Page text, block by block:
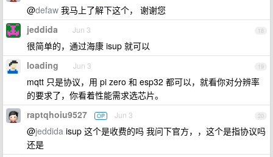
@defaw 我马上了解下这个， 谢谢您
18
jeddida Jun 3
很简单的，通过海康 isup 就可以
19
loading Jun 3
mqtt 只是协议，用 pi zero 和 esp32 都可以，就看你对分辨率
的要求了，你看着性能需求选芯片。
20
raptqhoiu9527 OP Jun 3
@jeddida isup 这个是收费的吗 我问下官方，，这个是指协议吗
还是